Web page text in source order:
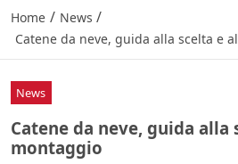
Home / News /
Catene da neve, guida alla scelta e
News
Catene da neve, guida alla
montaggio